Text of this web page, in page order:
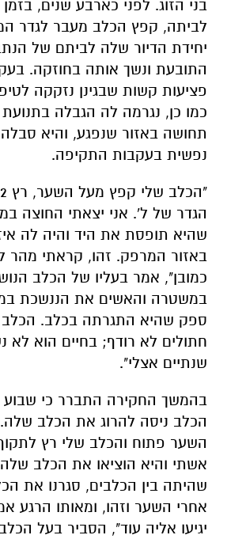
בני הזוג. לפני כארבע שנים,
לביתה, קפץ הכלב מעבר לגדר
יחידת הדיור שלה לביתם של
התובעת ונשך אותה בחוזקה.
פציעות קשות שבגינן נזקקה
כמו כן, נגרמה לה הגבלה בתנועת
תחושה באזור שנפגע, והיא
נפשית בעקבות התקיפה.
הגדר של ל'. אני יצאתי החוצה
שהיא תופסת את היד והיה לה
באזור המרפק. זהו, קראתי מהר
כמובן", אמר בעליו של הכלב
במשטרה והאשים את הננשכת
ספק שהיא התגרתה בכלב. הכלב
חתולים לא רודף; בחיים הוא לא
שנתיים אצלי".
בהמשך החקירה התברר כי שבוע
הכלב ניסה להרוג את הכלב
השער פתוח והכלב שלי רץ
אשתי והיא הוציאו את הכלב
שהיתה בין הכלבים, סגרנו את
אחרי השער וזהו, ומאותו הרגע
יגיעו אליה עוד", הסביר בעל